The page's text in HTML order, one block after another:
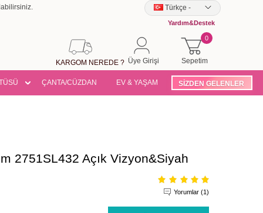
Türkçe -
Yardım&Destek
Sepetim
0
Üye Girişi
KARGOM NEREDE ?
ÇANTA/CÜZDAN EV & YAŞAM SİZDEN GELENLER
2751SL432 Açık Vizyon&Siyah
Yorumlar (1)